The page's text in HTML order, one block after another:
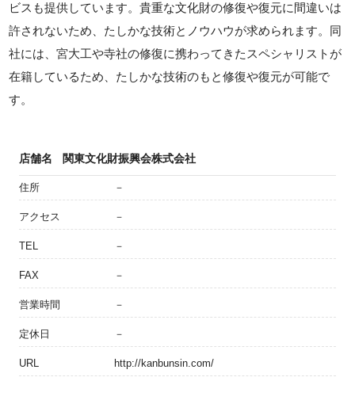
ビスも提供しています。貴重な文化財の修復や復元に間違いは
許されないため、たしかな技術とノウハウが求められます。同
社には、宮大工や寺社の修復に携わってきたスペシャリストが
在籍しているため、たしかな技術のもと修復や復元が可能で
す。
店舗名 関東文化財振興会株式会社
住所 －
アクセス －
TEL －
FAX －
営業時間 －
定休日 －
URL http://kanbunsin.com/